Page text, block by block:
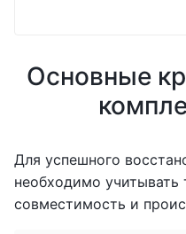
Основные
Для успешного
необходимо учитывать
совместимость и